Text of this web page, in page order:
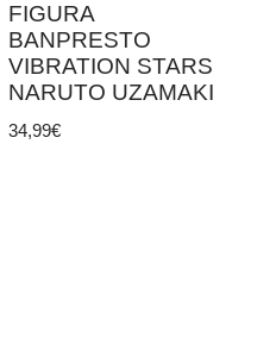
FIGURA
BANPRESTO
VIBRATION STARS
NARUTO UZAMAKI
34,99€